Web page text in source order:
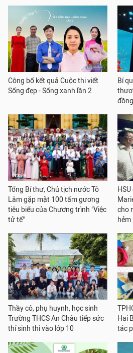
Công bố kết quả Cuộc thi viết
Sống đẹp - Sống xanh lần 2
Bí
Tổng Bí thư, Chủ tịch nước Tô
Lâm gặp mặt 100 tấm gương
tiêu biểu của Chương trình "Việc
tử tế"
cho
hẻm
Thầy cô, phụ huynh, học sinh
Trường THCS An Châu tiếp sức
thí sinh thi vào lớp 10
Hai
tác